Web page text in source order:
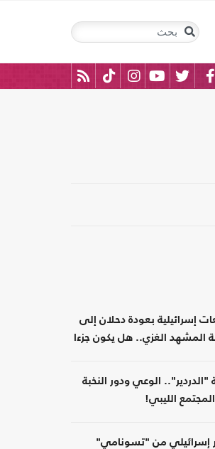
إسرائيلية بعودة دحلان إلى
المشهد الغزي.. هل يكون جزءا
"الدردير".. الوعي ودور النخبة
الليبي!
إسرائيلي من "تسونامي"